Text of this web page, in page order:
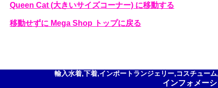
Queen Cat (大きいサイズコーナー) に移動する
移動せずに Mega Shop トップに戻る
輸入水着,下着,インポートランジェリー,コスチュー
インフォメー